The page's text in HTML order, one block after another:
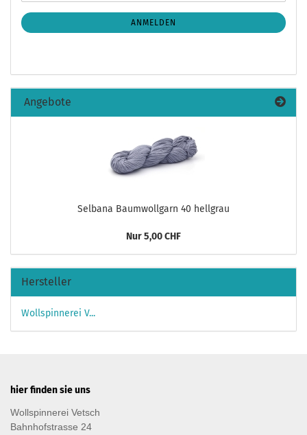
ANMELDUNG
Mail
ANMELDEN
Angebote
Selbana Baumwollgarn 40 hellgrau
Nur 5,00 CHF
Hersteller
Wollspinnerei V...
hier finden sie uns
Wollspinnerei Vetsch
Bahnhofstrasse 24